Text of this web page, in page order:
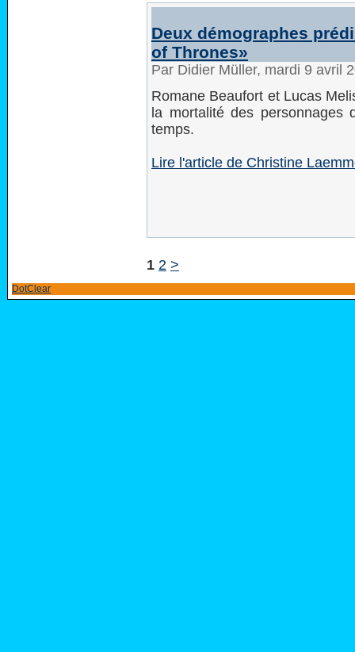
Deux démographes
of Thrones»
Par Didier Müller, mardi 9 avril
Romane Beaufort et Lucas
la mortalité des
temps.
Lire l'article de Christine
1 2 >
DotClear